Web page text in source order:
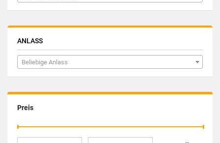
ANLASS
Beliebige Anlass
Preis